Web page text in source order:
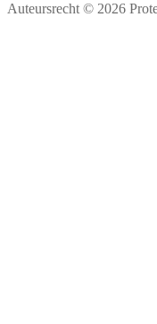
Auteursrecht © 2026